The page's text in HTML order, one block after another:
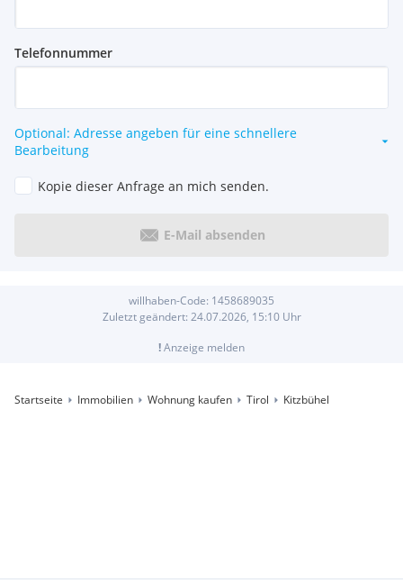
Telefonnummer
Optional: Adresse angeben für eine schnellere
Bearbeitung
Kopie dieser Anfrage an mich senden.
E-Mail absenden
willhaben-Code: 1458689035
Zuletzt geändert: 24.07.2026, 15:10Uhr
!Anzeige melden
Startseite Immobilien Wohnung kaufen Tirol Kitzbühel